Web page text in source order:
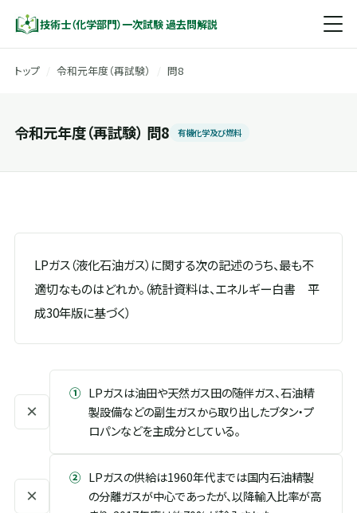
技術士（化学部門）一次試験 過去問解説
トップ 令和元年度（再試験） 問8
令和元年度（再試験） 問8 有機化学及び燃料
LPガス（液化石油ガス）に関する次の記述のうち、最も不
適切なものはどれか。（統計資料は、エネルギー白書 平
成30年版に基づく）
×
① LPガスは油田や天然ガス田の随伴ガス、石油精
製設備などの副生ガスから取り出したブタン・プ
ロパンなどを主成分としている。
×
② LPガスの供給は1960年代までは国内石油精製
の分離ガスが中心であったが、以降輸入比率が高